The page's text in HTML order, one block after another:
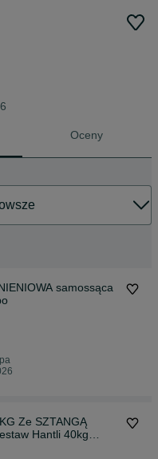
Oceny
samossąca
Ze SZTANGĄ
Hantli 40kg